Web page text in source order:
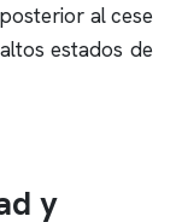
al cese
estados de
y